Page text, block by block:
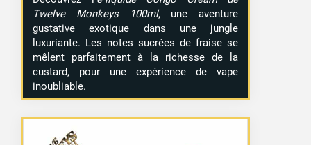
Twelve Monkeys 100ml, une aventure
gustative exotique dans une jungle
luxuriante. Les notes sucrées de fraise se
mêlent parfaitement à la richesse de la
custard, pour une expérience de vape
inoubliable.